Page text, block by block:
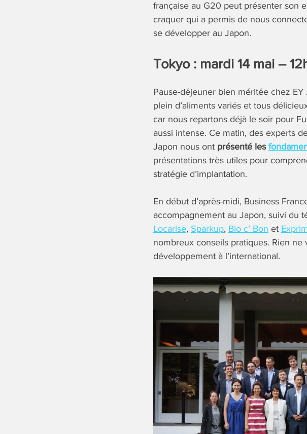
française au G20 peut présenter son
craquer qui a permis de nous
se développer au Japon.
Tokyo : mardi 14 mai –
Pause-déjeuner bien méritée chez EY
plein d’aliments variés et tous
car nous repartons déjà le soir pour
aussi intense. Ce matin, des experts
Japon nous ont présenté les
présentations très utiles pour
stratégie d’implantation.
En début d’après-midi, Business
accompagnement au Japon, suivi du
Locarise, Sparkup, Bio c’ Bon et
nombreux conseils pratiques. Rien
développement à l’international.